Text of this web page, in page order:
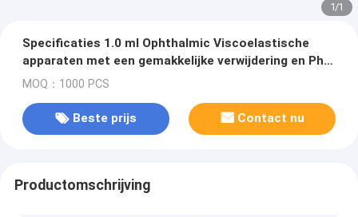
1/1
Specificaties 1.0 ml Ophthalmic Viscoelastische
apparaten met een gemakkelijke verwijdering en Ph-
waarde 6.8-7.5 Ideaal voor oogprocedures
MOQ：1000 PCS
Beste prijs Contact nu
Productomschrijving